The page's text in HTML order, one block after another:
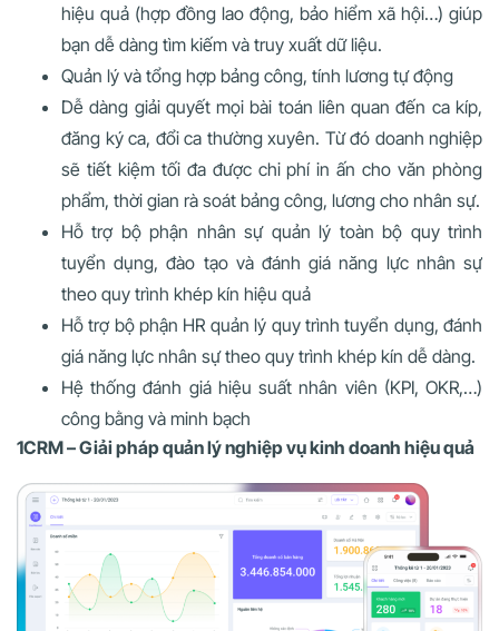
hiệu quả (hợp đồng lao động, bảo hiểm xã hội…) giúp
bạn dễ dàng tìm kiếm và truy xuất dữ liệu.
Quản lý và tổng hợp bảng công, tính lương tự động
Dễ dàng giải quyết mọi bài toán liên quan đến ca kíp,
đăng ký ca, đổi ca thường xuyên. Từ đó doanh nghiệp
sẽ tiết kiệm tối đa được chi phí in ấn cho văn phòng
phẩm, thời gian rà soát bảng công, lương cho nhân sự.
Hỗ trợ bộ phận nhân sự quản lý toàn bộ quy trình
tuyển dụng, đào tạo và đánh giá năng lực nhân sự
theo quy trình khép kín hiệu quả
Hỗ trợ bộ phận HR quản lý quy trình tuyển dụng, đánh
giá năng lực nhân sự theo quy trình khép kín dễ dàng.
Hệ thống đánh giá hiệu suất nhân viên (KPI, OKR,…)
công bằng và minh bạch
1CRM – Giải pháp quản lý nghiệp vụ kinh doanh hiệu quả